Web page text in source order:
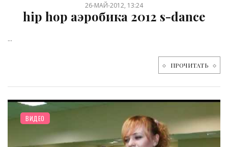
26-МАЙ-2012, 13:24
hip hop аэробика 2012 s-dance
...
ПРОЧИТАТЬ
ВИДЕО